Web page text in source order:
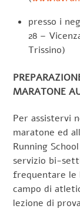
presso i
28 –
Trissino)
MARATONE
Per assistervi
maratone ed
Running
servizio bi-
frequentare le
campo di
lezione di